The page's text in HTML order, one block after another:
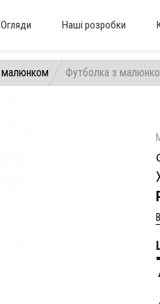
Огляди Наші розробки
малюнком Футболка з